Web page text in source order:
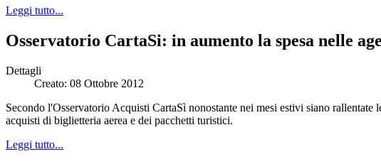
Leggi tutto...
Osservatorio CartaSi: in aumento la spesa nelle
Dettagli
Creato: 08 Ottobre 2012
Secondo l'Osservatorio Acquisti CartaSì nonostante nei mesi estivi siano
acquisti di biglietteria aerea e dei pacchetti turistici.
Leggi tutto...